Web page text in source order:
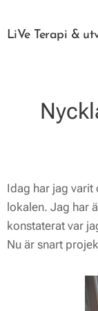
LiVe Terapi &
Idag har jag
lokalen. Jag har
konstaterat var
Nu är snart